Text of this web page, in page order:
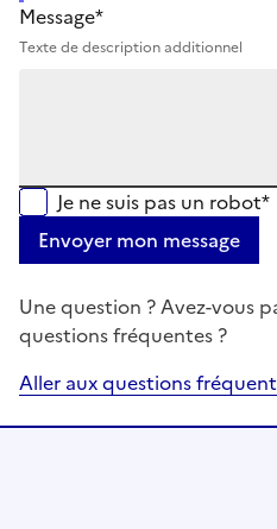
Message*
Texte de description additionnel
Je ne suis pas un robot*
Envoyer mon message
Une question ? Avez-vous
questions fréquentes ?
Aller aux questions